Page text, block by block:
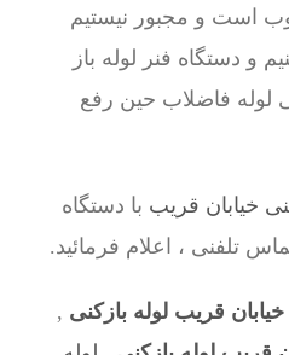
است و مجبور نیستیم
و دستگاه فنر لوله باز
لوله فاضلاب حین رفع
خیابان قریب با دستگاه
تلفنی ، اعلام فرمائید.
خیابان قریب لوله بازکنی ,